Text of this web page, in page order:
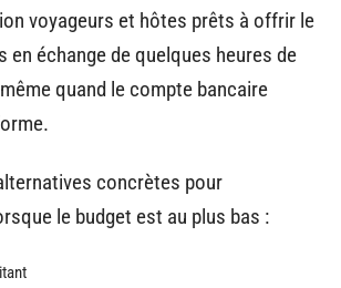
voyageurs et hôtes prêts à offrir le
en échange de quelques heures de
quand le compte bancaire
concrètes pour
le budget est au plus bas :